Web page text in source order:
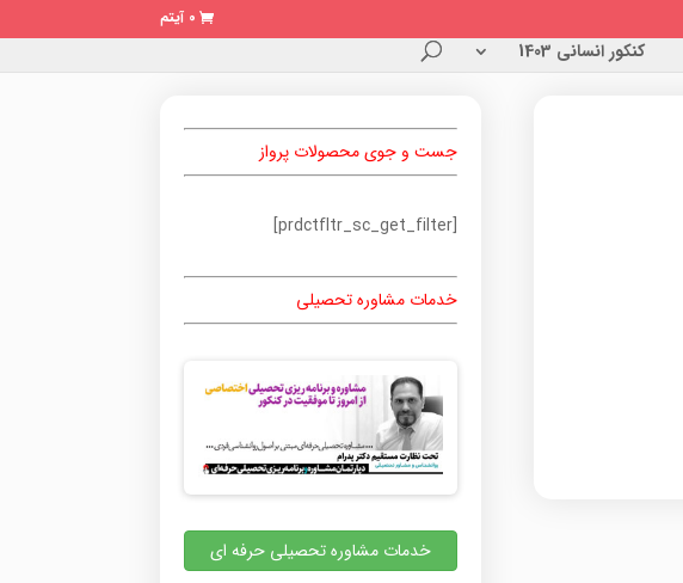
0 آیتم
کنکور انسانی 1403
جست و جوی محصولات پرواز
[prdctfltr_sc_get_filter]
خدمات مشاوره تحصیلی
خدمات مشاوره تحصیلی حرفه ای